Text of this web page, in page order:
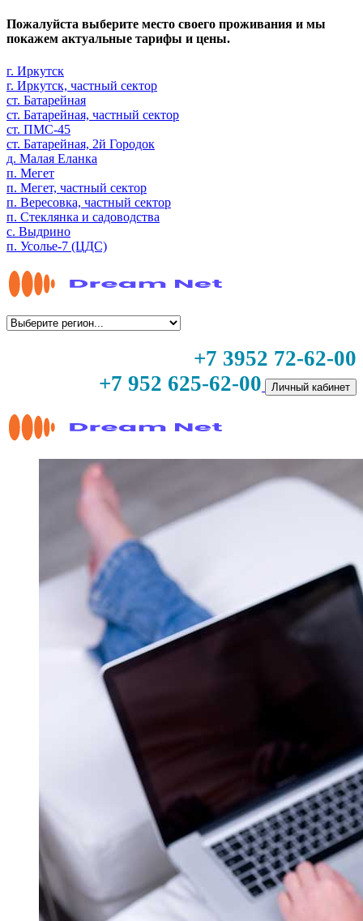
Пожалуйста выберите место своего проживания и мы
покажем актуальные тарифы и цены.
г. Иркутск
г. Иркутск, частный сектор
ст. Батарейная
ст. Батарейная, частный сектор
ст. ПМС-45
ст. Батарейная, 2й Городок
д. Малая Еланка
п. Мегет
п. Мегет, частный сектор
п. Вересовка, частный сектор
п. Стеклянка и садоводства
с. Выдрино
п. Усолье-7 (ЦДС)
+7 3952 72-62-00
+7 952 625-62-00
Личный кабинет